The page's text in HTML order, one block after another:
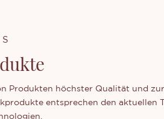
Produkten höchster Qualität und
entsprechen den aktuellen